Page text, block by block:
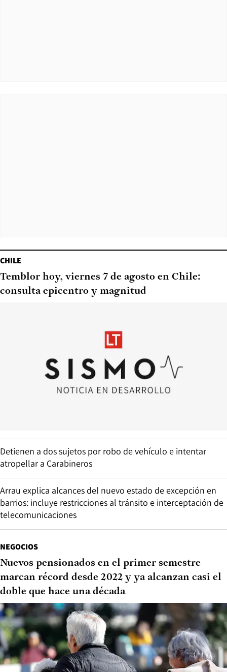
CHILE
Temblor hoy, viernes 7 de agosto en Chile:
consulta epicentro y magnitud
Detienen a dos sujetos por robo de vehículo e intentar
atropellar a Carabineros
Arrau explica alcances del nuevo estado de excepción en
barrios: incluye restricciones al tránsito e interceptación de
telecomunicaciones
NEGOCIOS
Nuevos pensionados en el primer semestre
marcan récord desde 2022 y ya alcanzan casi el
doble que hace una década